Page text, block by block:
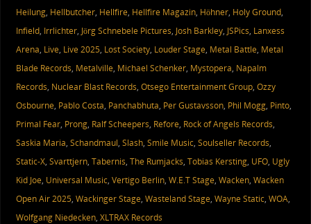
Heilung, Hellbutcher, Hellfire, Hellfire Magazin, Höhner, Holy Ground,
Infield, Irrlichter, Jörg Schnebele Pictures, Josh Barkley, JSPics, Lanxess
Arena, Live, Live 2025, Lost Society, Louder Stage, Metal Battle, Metal
Blade Records, Metalville, Michael Schenker, Mystopera, Napalm
Records, Nuclear Blast Records, Otsego Entertainment Group, Ozzy
Osbourne, Pablo Costa, Panchabhuta, Per Gustavsson, Phil Mogg, Pinto,
Primal Fear, Prong, Ralf Scheepers, Refore, Rock of Angels Records,
Saskia Maria, Schandmaul, Slash, Smile Music, Soulseller Records,
Static-X, Svarttjern, Tabernis, The Rumjacks, Tobias Kersting, UFO, Ugly
Kid Joe, Universal Music, Vertigo Berlin, W.E.T Stage, Wacken, Wacken
Open Air 2025, Wackinger Stage, Wasteland Stage, Wayne Static, WOA,
Wolfgang Niedecken, XLTRAX Records